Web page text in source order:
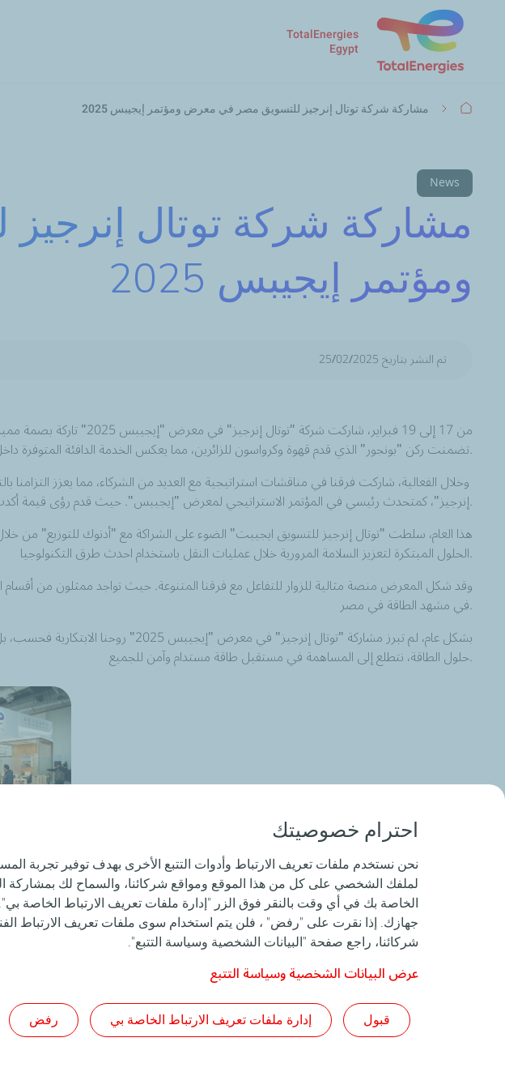
TotalEnergies
Egypt
مسار مشاركة شركة توتال إنرجيز للتسويق مصر في معرض ومؤتمر إيجيبس 2025
News
مشاركة شركة توتال
ومؤتمر إيجيبس 2025
تم النشر بتاريخ 25/02/2025
من 17 إلى 19 فبراير،
تضمنت ركن "بونجور" الذي قدم قهوة وكرواسون للزائرين، مما يعكس الخدمة الدافئة المتوفرة داخل محطاتنا فى جميع انحاء مصر.
إنرجيز"، كمتحدث رئيسي في المؤتمر الاستراتيجي لمعرض "إيجيبس". حيث قدم رؤى قيمة أكدت على الدور المحوري الذي تلعبه "توتال إنرجيز" في تعزيز حلول الطاقة في المنطقة.
هذا العام، سلطت "توتال إنرجيز للتسويق ايجيبت" الضوء على الشراكة مع "أدنوك للتوزيع"
الحلول المبتكرة لتعزيز السلامة المرورية خلال عمليات النقل باستخدام احدث طرق التكنولوجيا.
وقد شكل المعرض منصة مثالية للزوار للتفاعل مع فرقنا المتنوعة. حيث تواجد ممثلون من أقسام
في مشهد الطاقة في مصر.
بشكل عام، لم تبرز مشاركة "توتال
حلول الطاقة، نتطلع إلى المساهمة في مستقبل طاقة مستدام وآمن للجميع.
احترام خصوصيتك
نحن نستخدم ملفات تعريف الارتباط وأدوات التتبع الأخرى بهدف توفير تجربة
لملفك الشخصي على كل من هذا الموقع ومواقع شركائنا، والسماح لك بمشاركة
الخاصة بك في أي وقت بالنقر فوق الزر "إدارة ملفات تعريف الارتباط الخاصة
جهازك. إذا نقرت على "رفض" ، فلن يتم استخدام سوى ملفات تعريف الارتباط
شركائنا، راجع صفحة "البيانات الشخصية وسياسة التتبع".
عرض البيانات الشخصية وسياسة التتبع
قبول إدارة ملفات تعريف الارتباط الخاصة بي رفض